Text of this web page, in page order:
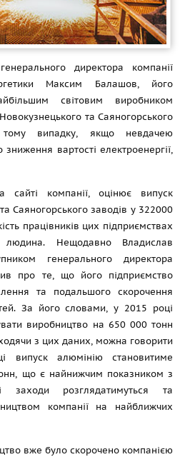
директора компанії
Максим Балашов, його
світовим виробником
та Саяногорського
випадку, якщо невдачею
вартості електроенергії,
сайті компанії, оцінює випуск
Саяногорського заводів у 322000
працівників цих підприємствах
Нещодавно Владислав
генерального директора
про те, що його підприємство
та подальшого скорочення
За його словами, у 2015 році
виробництво на 650 000 тонн
з цих даних, можна говорити
алюмінію становитиме
що є найнижчим показником з
заходи розглядатимуться та
компанії на найближчих
вже було скорочено компанією